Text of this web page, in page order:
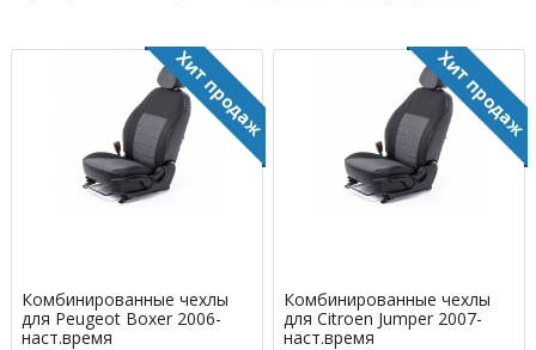
Комбинированные чехлы
для Peugeot Boxer 2006-
наст.время
Комбинированные чехлы
для Citroen Jumper 2007-
наст.время